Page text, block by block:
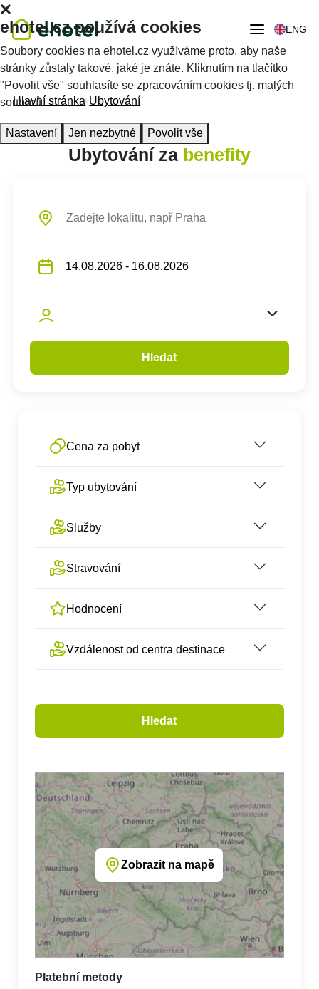
ENG
Hlavní stránka Ubytování
Ubytování za benefity
Hledat
Cena za pobyt
Typ ubytování
Služby
Stravování
Hodnocení
Vzdálenost od centra destinace
Hledat
Zobrazit na mapě
Platební metody
ehotel.cz používá cookies
Soubory cookies na ehotel.cz využíváme proto, aby naše
stránky zůstaly takové, jaké je znáte. Kliknutím na tlačítko
"Povolit vše" souhlasíte se zpracováním cookies tj. malých
souborů.
Nastavení Jen nezbytné Povolit vše